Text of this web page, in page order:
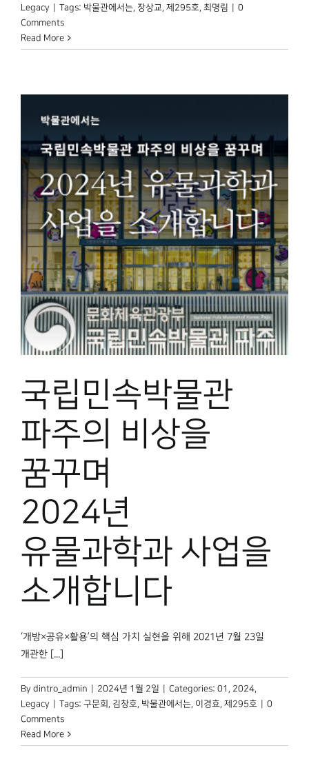
Legacy Tags: 박물관에서는, 장상교, 제295호, 최명림
0
Comments
Read More
국립민속박물관
파주의 비상을
꿈꾸며
2024년
유물과학과 사업을
소개합니다
‘개방×공유×활용’의 핵심 가치 실현을 위해 2021년 7월 23일
개관한 [...]
By dintro_admin 2024년 1월 2일 Categories: 01 , 2024,
Legacy
Tags: 구문회 , 김창호, 박물관에서는, 이경효, 제295호
0
Comments
Read More